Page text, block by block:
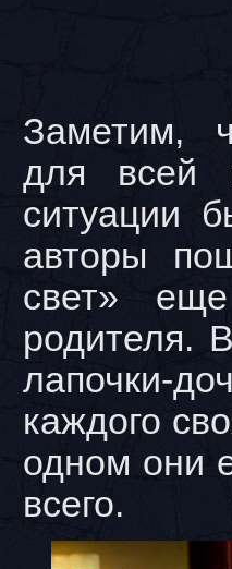
Заметим,
для всей
ситуации
авторы
свет»
родителя.
лапочки-
каждого
одном они
всего.